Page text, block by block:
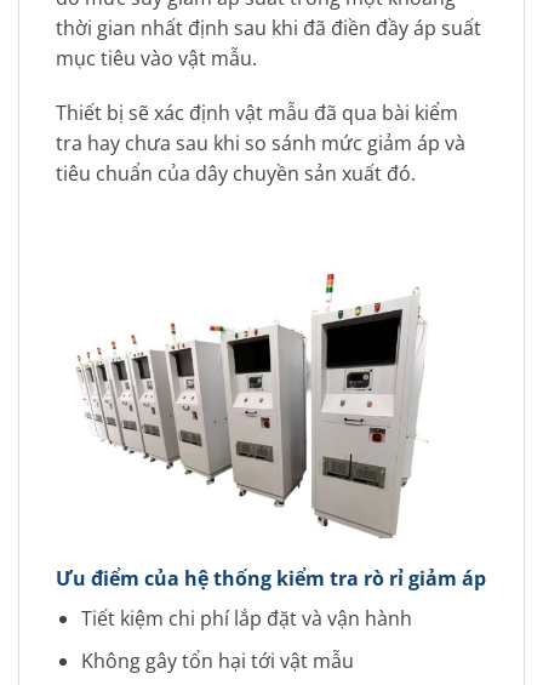
thời gian nhất định sau khi đã điền đầy áp suất
mục tiêu vào vật mẫu.
Thiết bị sẽ xác định vật mẫu đã qua bài kiểm
tra hay chưa sau khi so sánh mức giảm áp và
tiêu chuẩn của dây chuyền sản xuất đó.
Ưu điểm của hệ thống kiểm tra rò rỉ giảm áp
Tiết kiệm chi phí lắp đặt và vận hành
Không gây tổn hại tới vật mẫu